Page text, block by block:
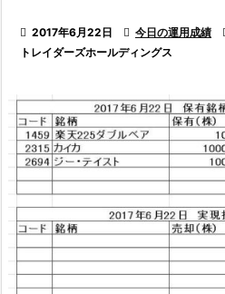
 2017年6月22日  今日の運用成績
トレイダーズホールディングス